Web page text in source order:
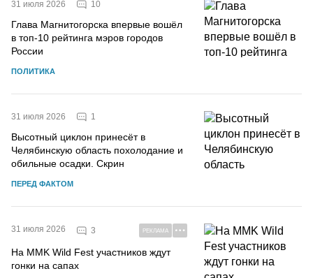
31 июля 2026 10
Глава Магнитогорска впервые вошёл
в топ-10 рейтинга мэров городов
России
ПОЛИТИКА
31 июля 2026 1
Высотный циклон принесёт в
Челябинскую область похолодание и
обильные осадки. Скрин
ПЕРЕД ФАКТОМ
31 июля 2026 3 РЕКЛАМА
На MMK Wild Fest участников ждут
гонки на сапах